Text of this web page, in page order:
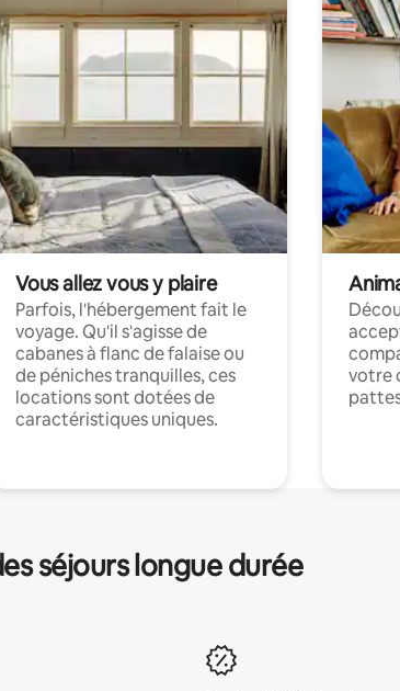
Vous allez vous y plaire
Parfois, l'hébergement fait le
voyage. Qu'il s'agisse de
cabanes à flanc de falaise ou
de péniches tranquilles, ces
locations sont dotées de
caractéristiques uniques.
votre
séjours longue durée